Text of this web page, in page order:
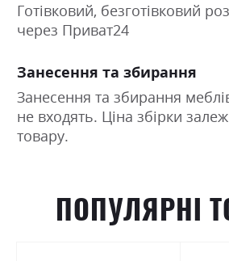
Готівковий, безготівковий
через Приват24
Занесення та збирання
Занесення та збирання
не входять. Ціна збірки
товару.
ПОПУЛЯРНІ